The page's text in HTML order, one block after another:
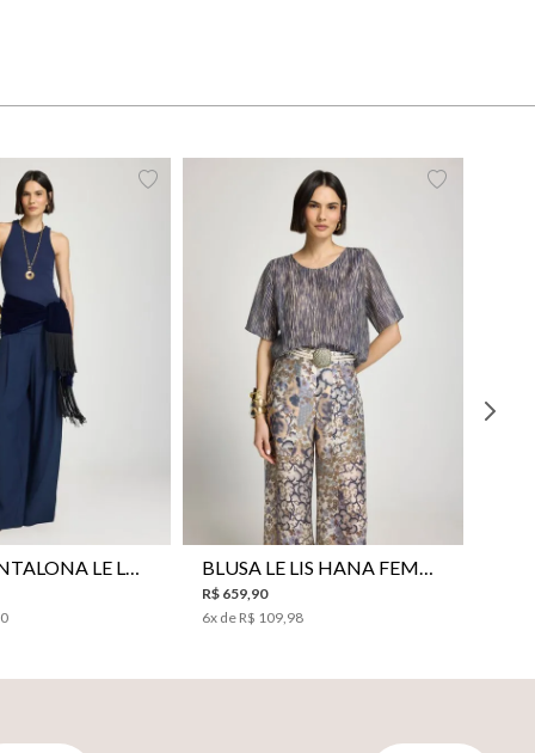
CALÇA PANTALONA LE LIS SAKURA II FEMININA BLUSA LE LIS HANA FEMININA
R$ 659,90
6x de R$ 109,98